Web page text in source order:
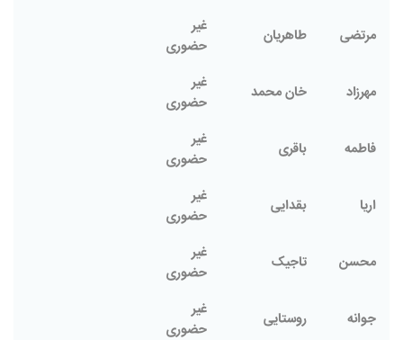
مرتضی طاهریان
غیر
حضوری
مهرزاد خان محمد
غیر
حضوری
فاطمه باقری
غیر
حضوری
اریا بقدایی
غیر
حضوری
محسن تاجیک
غیر
حضوری
جوانه روستایی
غیر
حضوری